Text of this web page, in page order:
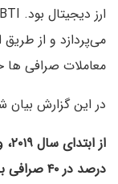
می‌پردازد و از
معاملات صرافی
در این گزارش
درصد در